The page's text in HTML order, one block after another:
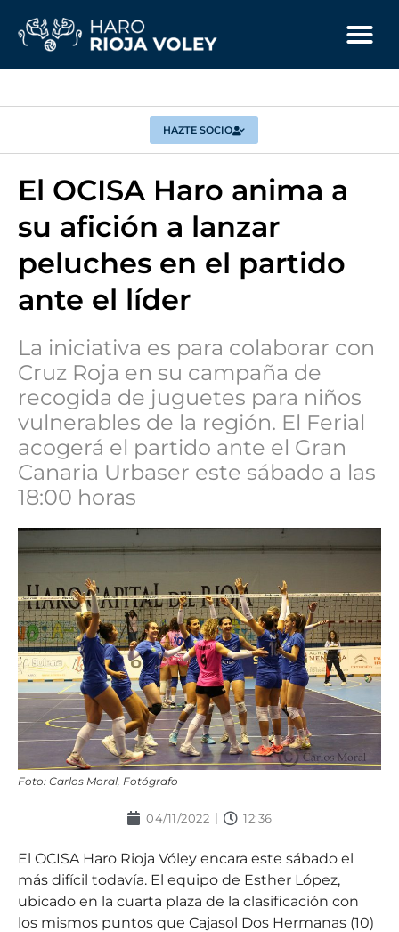
HAZTE SOCIO
El OCISA Haro anima a
su afición a lanzar
peluches en el partido
ante el líder
La iniciativa es para colaborar con
Cruz Roja en su campaña de
recogida de juguetes para niños
vulnerables de la región. El Ferial
acogerá el partido ante el Gran
Canaria Urbaser este sábado a las
18:00 horas
Foto: Carlos Moral, Fotógrafo
04/11/2022 12:36
El OCISA Haro Rioja Vóley encara este sábado el
más difícil todavía. El equipo de Esther López,
ubicado en la cuarta plaza de la clasificación con
los mismos puntos que Cajasol Dos Hermanas (10)